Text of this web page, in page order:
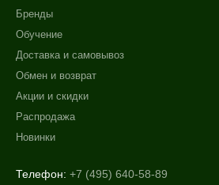
Применение
Гладкость
Бренды
Обучение
Доставка и самовывоз
Обмен и возврат
Акции и скидки
Распродажа
Новинки
Телефон: +7 (495) 640-58-89